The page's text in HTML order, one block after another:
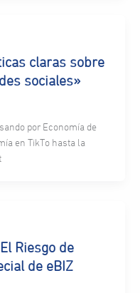
claras sobre
sociales»
por Economía de
en TikTo hasta la
Riesgo de
de eBIZ